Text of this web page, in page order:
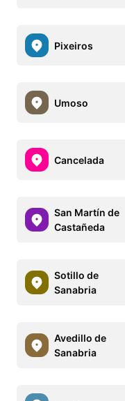
Pixeiros
Umoso
Cancelada
San Martín de
Castañeda
Sotillo de
Sanabria
Avedillo de
Sanabria